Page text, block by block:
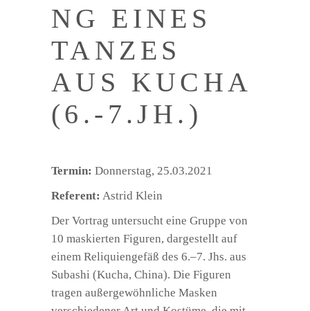
NG EINES
TANZES
AUS KUCHA
(6.-7.JH.)
Termin: Donnerstag, 25.03.2021
Referent: Astrid Klein
Der Vortrag untersucht eine Gruppe von
10 maskierten Figuren, dargestellt auf
einem Reliquiengefäß des 6.–7. Jhs. aus
Subashi (Kucha, China). Die Figuren
tragen außergewöhnliche Masken